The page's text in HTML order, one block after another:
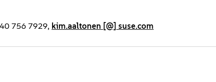
756 7929, kim.aaltonen [@] suse.com